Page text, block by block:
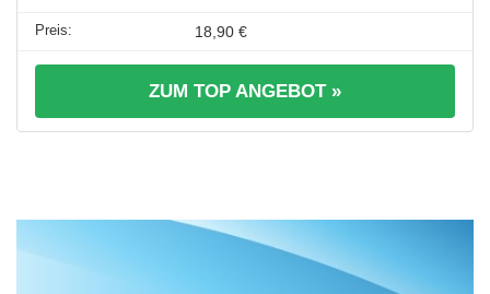
18,90 €
ZUM TOP ANGEBOT »